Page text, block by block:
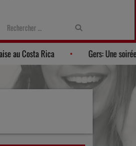
fait rayonner la musique française au